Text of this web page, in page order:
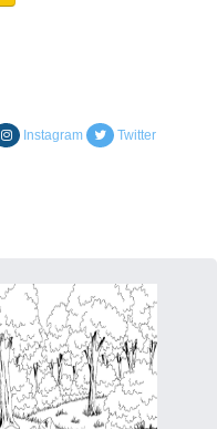
Instagram Twitter